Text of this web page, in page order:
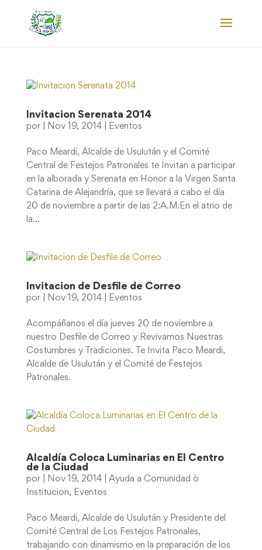
Invitacion Serenata 2014
por Nov 19, 2014| Eventos
Paco Meardi, Alcalde de Usulután y el Comité
Central de Festejos Patronales te Invitan a participar
en la alborada y Serenata en Honor a la Virgen Santa
Catarina de Alejandría, que se llevará a cabo el día
20 de noviembre a partir de las 2:A.M.En el atrio de
la...
Invitacion de Desfile de Correo
por Nov 19, 2014| Eventos
Acompáñanos el día jueves 20 de noviembre a
nuestro Desfile de Correo y Revivamos Nuestras
Costumbres y Tradiciones. Te Invita Paco Meardi,
Alcalde de Usulután y el Comité de Festejos
Patronales.
Alcaldía Coloca Luminarias en El Centro
de la Ciudad
por Nov 19, 2014| Ayuda a Comunidad ò
Institucion, Eventos
Paco Meardi, Alcalde de Usulután y Presidente del
Comité Central de Los Festejos Patronales,
trabajando con dinamismo en la preparación de los